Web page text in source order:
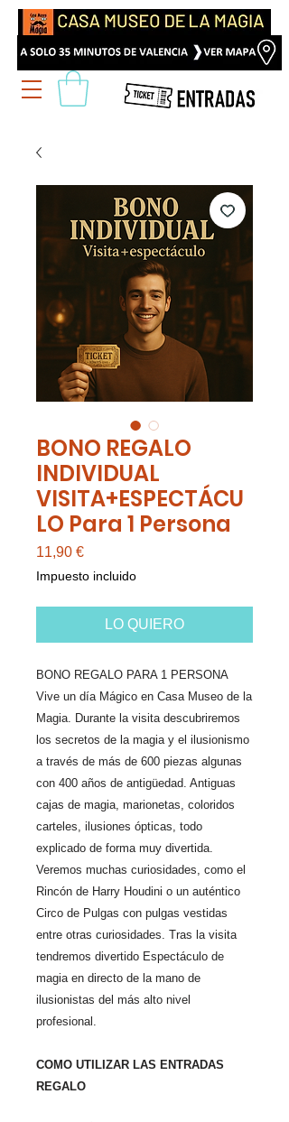
BONO REGALO
INDIVIDUAL
VISITA+ESPECTÁCU
LO Para 1 Persona
11,90 €Precio
Impuesto incluido
LO QUIERO
BONO REGALO PARA 1 PERSONA
Vive un día Mágico en Casa Museo de la
Magia. Durante la visita descubriremos
los secretos de la magia y el ilusionismo
a través de más de 600 piezas algunas
con 400 años de antigüedad. Antiguas
cajas de magia, marionetas, coloridos
carteles, ilusiones ópticas, todo
explicado de forma muy divertida.
Veremos muchas curiosidades, como el
Rincón de Harry Houdini o un auténtico
Circo de Pulgas con pulgas vestidas
entre otras curiosidades. Tras la visita
tendremos divertido Espectáculo de
magia en directo de la mano de
ilusionistas del más alto nivel
profesional.
COMO UTILIZAR LAS ENTRADAS
REGALO